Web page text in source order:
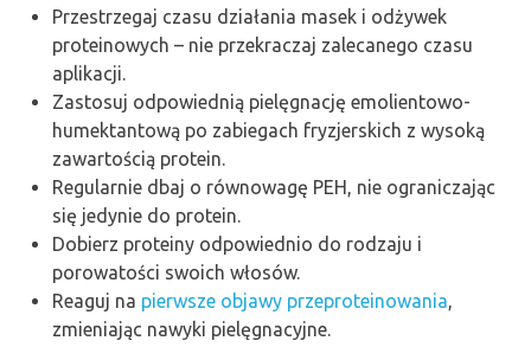
Przestrzegaj czasu działania masek i odżywek
proteinowych – nie przekraczaj zalecanego czasu
aplikacji.
Zastosuj odpowiednią pielęgnację emolientowo-
humektantową po zabiegach fryzjerskich z wysoką
zawartością protein.
Regularnie dbaj o równowagę PEH, nie ograniczając
się jedynie do protein.
Dobierz proteiny odpowiednio do rodzaju i
porowatości swoich włosów.
Reaguj na pierwsze objawy przeproteinowania
zmieniając nawyki pielęgnacyjne.